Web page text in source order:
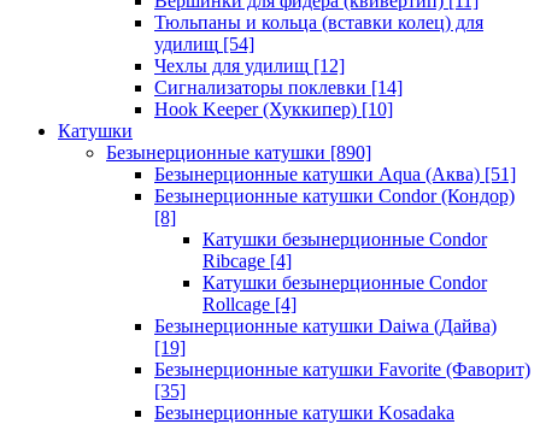
Тюльпаны и кольца (вставки колец) для
удилищ [54]
Чехлы для удилищ [12]
Сигнализаторы поклевки [14]
Hook Keeper (Хуккипер) [10]
Катушки
Безынерционные катушки [890]
Безынерционные катушки Aqua (Аква) [51]
Безынерционные катушки Condor (Кондор)
[8]
Катушки безынерционные Condor
Ribcage [4]
Катушки безынерционные Condor
Rollcage [4]
Безынерционные катушки Daiwa (Дайва)
[19]
Безынерционные катушки Favorite (Фаворит)
[35]
Безынерционные катушки Kosadaka